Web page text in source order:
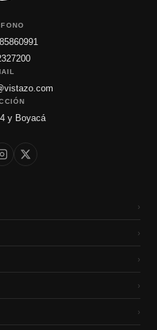
y Boyacá
›
›
›
›
›